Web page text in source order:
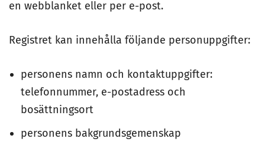
en webblanket eller per e-post.
Registret kan innehålla följande personuppgifter:
personens namn och kontaktuppgifter:
telefonnummer, e-postadress och
bosättningsort
personens bakgrundsgemenskap